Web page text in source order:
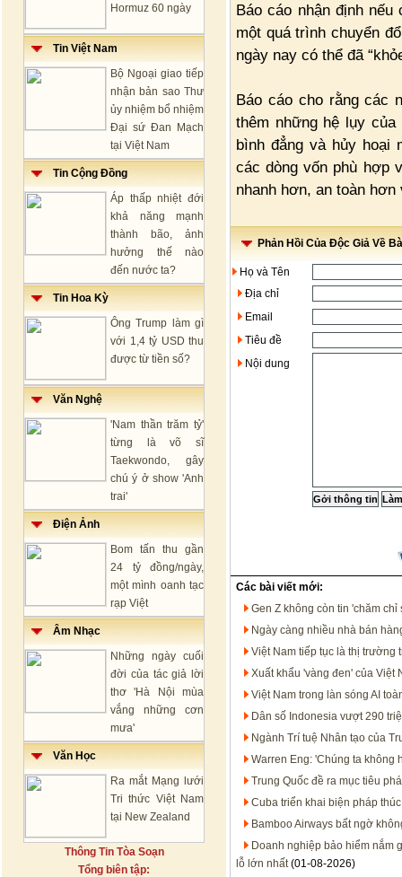
Hormuz 60 ngày
Tin Việt Nam
Bộ Ngoại giao tiếp
nhận bản sao Thư
ủy nhiệm bổ nhiệm
Đại sứ Đan Mạch
tại Việt Nam
Tin Cộng Đồng
Áp thấp nhiệt đới
khả năng mạnh
thành bão, ảnh
hưởng thế nào
đến nước ta?
Tin Hoa Kỳ
Ông Trump làm gì
với 1,4 tỷ USD thu
được từ tiền số?
Văn Nghệ
'Nam thần trăm tỷ'
từng là võ sĩ
Taekwondo, gây
chú ý ở show 'Anh
trai'
Điện Ảnh
Bom tấn thu gần
24 tỷ đồng/ngày,
một mình oanh tạc
rạp Việt
Âm Nhạc
Những ngày cuối
đời của tác giả lời
thơ 'Hà Nội mùa
vắng những cơn
mưa'
Văn Học
Ra mắt Mạng lưới
Tri thức Việt Nam
tại New Zealand
Thông Tin Tòa Soạn
Tổng biên tập:
Báo cáo nhận định
một quá trình chuyển
ngày nay có thể đã
Báo cáo cho rằng các
thêm những hệ lụy
bình đẳng và hủy hoại
các dòng vốn phù hợp
nhanh hơn, an toàn
Phản Hồi Của Độc Giả Về
Họ và Tên
Địa chỉ
Email
Tiêu đề
Nội dung
Các bài viết mới:
Gen Z không còn tin 'chăm chỉ
Ngày càng nhiều nhà bán
Việt Nam tiếp tục là thị trường
Xuất khẩu 'vàng đen' của Việt
Việt Nam trong làn sóng AI
Dân số Indonesia vượt 290
Ngành Trí tuệ Nhân tạo của
Warren Eng: 'Chúng ta không
Trung Quốc đề ra mục tiêu
Cuba triển khai biện pháp
Bamboo Airways bất ngờ
Doanh nghiệp bảo hiểm nắm
lỗ lớn nhất(01-08-2026)